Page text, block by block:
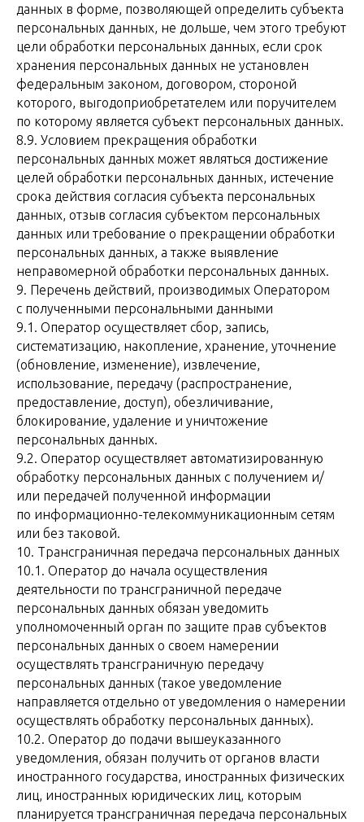
данных в форме, позволяющей определить субъекта
персональных данных, не дольше, чем этого требуют
цели обработки персональных данных, если срок
хранения персональных данных не установлен
федеральным законом, договором, стороной
которого, выгодоприобретателем или поручителем
по которому является субъект персональных данных.
8.9. Условием прекращения обработки
персональных данных может являться достижение
целей обработки персональных данных, истечение
срока действия согласия субъекта персональных
данных, отзыв согласия субъектом персональных
данных или требование о прекращении обработки
персональных данных, а также выявление
неправомерной обработки персональных данных.
9. Перечень действий, производимых Оператором
с полученными персональными данными
9.1. Оператор осуществляет сбор, запись,
систематизацию, накопление, хранение, уточнение
(обновление, изменение), извлечение,
использование, передачу (распространение,
предоставление, доступ), обезличивание,
блокирование, удаление и уничтожение
персональных данных.
9.2. Оператор осуществляет автоматизированную
обработку персональных данных с получением и/
или передачей полученной информации
по информационно-телекоммуникационным сетям
или без таковой.
10. Трансграничная передача персональных данных
10.1. Оператор до начала осуществления
деятельности по трансграничной передаче
персональных данных обязан уведомить
уполномоченный орган по защите прав субъектов
персональных данных о своем намерении
осуществлять трансграничную передачу
персональных данных (такое уведомление
направляется отдельно от уведомления о намерении
осуществлять обработку персональных данных).
10.2. Оператор до подачи вышеуказанного
уведомления, обязан получить от органов власти
иностранного государства, иностранных физических
лиц, иностранных юридических лиц, которым
планируется трансграничная передача персональных